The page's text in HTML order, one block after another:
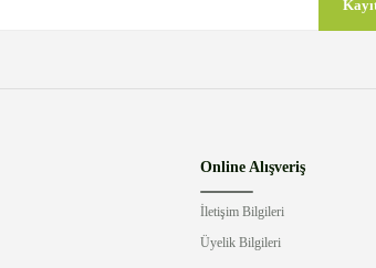
Online Alışveriş
İletişim Bilgileri
Üyelik Bilgileri